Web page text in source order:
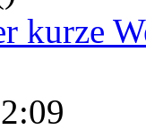
kurze